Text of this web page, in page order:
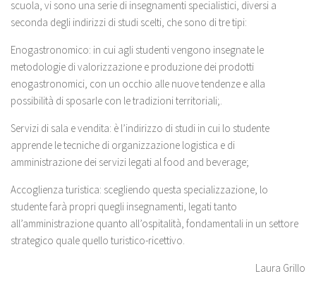
scuola, vi sono una serie di insegnamenti specialistici, diversi a
seconda degli indirizzi di studi scelti, che sono di tre tipi:
Enogastronomico: in cui agli studenti vengono insegnate le
metodologie di valorizzazione e produzione dei prodotti
enogastronomici, con un occhio alle nuove tendenze e alla
possibilità di sposarle con le tradizioni territoriali;.
Servizi di sala e vendita: è l’indirizzo di studi in cui lo studente
apprende le tecniche di organizzazione logistica e di
amministrazione dei servizi legati al food and beverage;
Accoglienza turistica: scegliendo questa specializzazione, lo
studente farà propri quegli insegnamenti, legati tanto
all’amministrazione quanto all’ospitalità, fondamentali in un settore
strategico quale quello turistico-ricettivo.
Laura Grillo